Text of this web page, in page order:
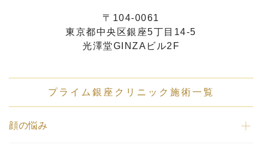
〒104-0061
東京都中央区銀座5丁目14-5
光澤堂GINZAビル2F
プライム銀座クリニック施術一覧
顔の悩み